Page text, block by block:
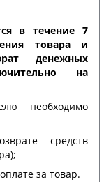
в течение 7
товара и
денежных
на
необходимо
средств
за товар.